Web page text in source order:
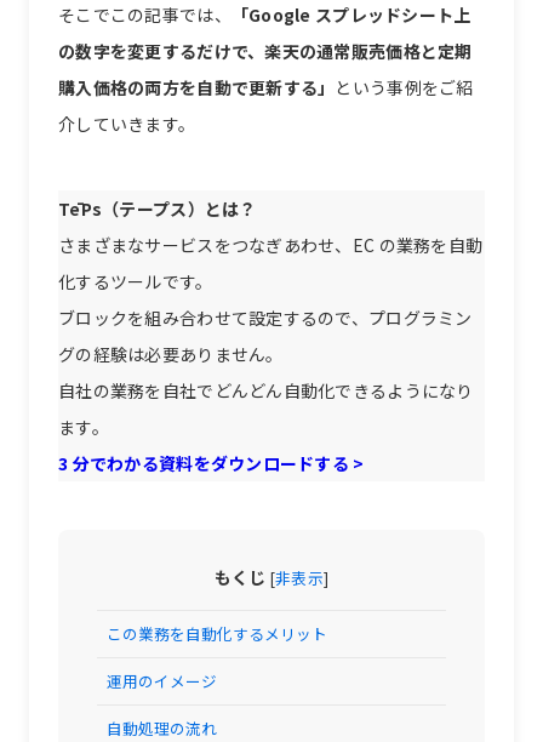
そこでこの記事では、
「Google スプレッドシート上
の数字を変更するだけで、楽天の通常販売価格と定期
購入価格の両方を自動で更新する」 という事例をご紹
介していきます。
TēPs（テープス）とは？
さまざまなサービスをつなぎあわせ、EC の業務を自動
化するツールです。
ブロックを組み合わせて設定するので、プログラミン
グの経験は必要ありません。
自社の業務を自社でどんどん自動化できるようになり
ます。
3 分でわかる資料をダウンロードする >
もくじ [非表示]
この業務を自動化するメリット
運用のイメージ
自動処理の流れ